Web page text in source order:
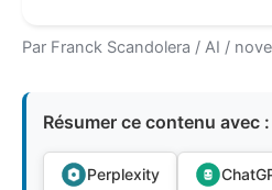
Par Franck Scandolera / AI /
Résumer ce contenu avec :
Perplexity